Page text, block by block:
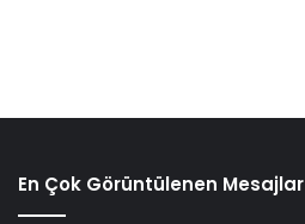
En Çok Görüntülenen Mesajlar